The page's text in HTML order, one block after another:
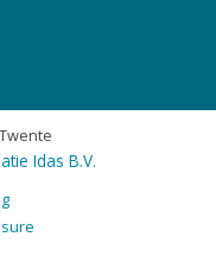
Idas B.V.